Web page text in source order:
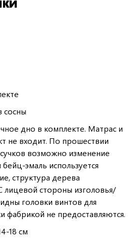
сосны
дно в комплекте. Матрас и
не входит. По прошествии
возможно изменение
эмаль используется
структура дерева
лицевой стороны изголовья/
головки винтов для
фабрикой не предоставляются.
18 см